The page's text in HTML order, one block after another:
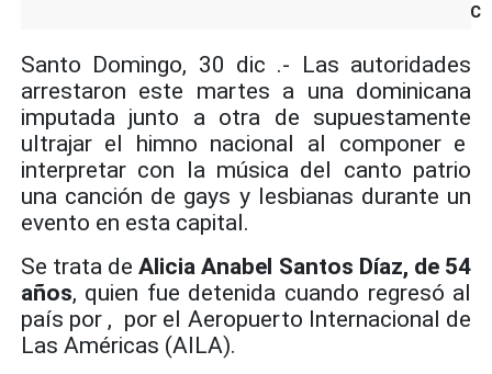
Santo Domingo, 30 dic .- Las autoridades
arrestaron este martes a una dominicana
imputada junto a otra de supuestamente
ultrajar el himno nacional al componer e
interpretar con la música del canto patrio
una canción de gays y lesbianas durante un
evento en esta capital.
Se trata deAlicia Anabel Santos Díaz, de 54
años, quien fue detenida cuando regresó al
país por , por el Aeropuerto Internacional de
Las Américas (AILA).